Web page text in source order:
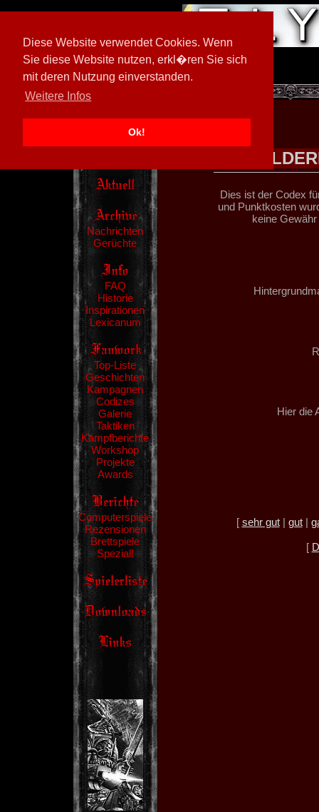
Diese Website verwendet Cookies. Wenn
Sie diese Website nutzen, erkl�ren Sie sich
mit deren Nutzung einverstanden.
Weitere Infos
Ok!
[ 594026/M3]
Nachrichten
Gerüchte
FAQ
Historie
Inspirationen
Lexicanum
Top-Liste
Geschichten
Kampagnen
Codizes
Galerie
Taktiken
Kampfberichte
Workshop
Projekte
Awards
Computerspiele
Rezensionen
Brettspiele
Spezial!
Dies ist der Codex
und Punktkosten
keine
Hier die
[ sehr gut| gut|
[